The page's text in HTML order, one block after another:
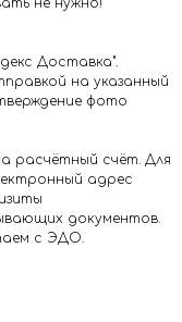
не нужно!
Доставка".
на указанный
фото
расчётный счёт. Для
адрес
документов.
с ЭДО.